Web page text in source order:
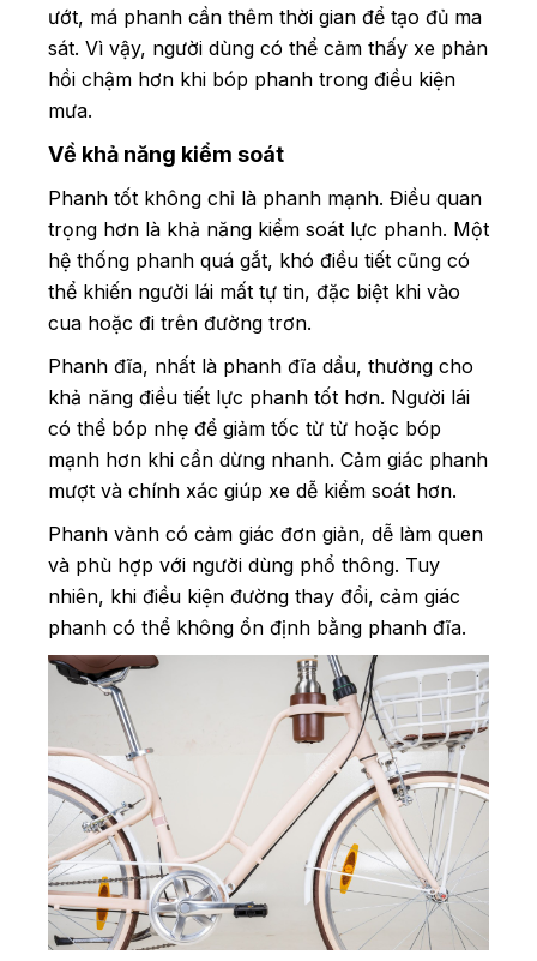
ướt, má phanh cần thêm thời gian để tạo đủ ma
sát. Vì vậy, người dùng có thể cảm thấy xe phản
hồi chậm hơn khi bóp phanh trong điều kiện
mưa.
Về khả năng kiểm soát
Phanh tốt không chỉ là phanh mạnh. Điều quan
trọng hơn là khả năng kiểm soát lực phanh. Một
hệ thống phanh quá gắt, khó điều tiết cũng có
thể khiến người lái mất tự tin, đặc biệt khi vào
cua hoặc đi trên đường trơn.
Phanh đĩa, nhất là phanh đĩa dầu, thường cho
khả năng điều tiết lực phanh tốt hơn. Người lái
có thể bóp nhẹ để giảm tốc từ từ hoặc bóp
mạnh hơn khi cần dừng nhanh. Cảm giác phanh
mượt và chính xác giúp xe dễ kiểm soát hơn.
Phanh vành có cảm giác đơn giản, dễ làm quen
và phù hợp với người dùng phổ thông. Tuy
nhiên, khi điều kiện đường thay đổi, cảm giác
phanh có thể không ổn định bằng phanh đĩa.